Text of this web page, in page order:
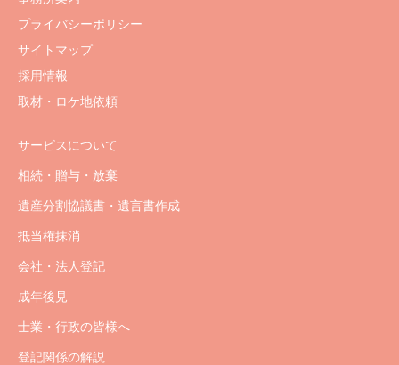
プライバシーポリシー
サイトマップ
採用情報
取材・ロケ地依頼
サービスについて
相続・贈与・放棄
遺産分割協議書・遺言書作成
抵当権抹消
会社・法人登記
成年後見
士業・行政の皆様へ
登記関係の解説